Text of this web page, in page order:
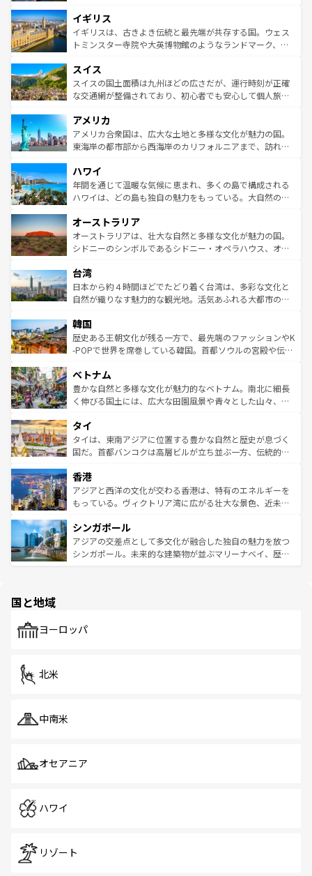
いる。シャンパンの発祥地であるランス、プロヴァンスの
香り高いラベンダー畑など、多彩な楽しみ方が可能だ。さ
らに、パリ以外の地域にも魅力が溢れており、どの街角に
れる地方に足を運ぶとそれぞれで全く異なる文化を体験で
きるだろう。 なお、新着のフランス情報はコンテンツ一覧
を参照してほしい。
顔を持つこの国は、どこを歩いても飽きることがない。ベ
ルリンの文化的活気、バイエルン州のアルプスの絶景、そ
してライン川沿いのワイン畑といった風景は必見。ビール
は、お酒好きな人にはぜひ体験してほしい。 なお、新着の
ドイツ情報はコンテンツ一覧を参照してほしい。
イギリス
イギリスは、古きよき伝統と最先端が共存する国。ウェス
トミンスター寺院や大英博物館のようなランドマーク、歴
リアごとに異なる魅力がある。また、優雅なアフタヌーン
ティー、ビール好きにはたまらない英国パブ、サッカー観
戦など、本場だからこそできる体験も豊富。イギリスを旅
ンツ一覧を参照してほしい。
スイス
スイスの国土面積は九州ほどの広さだが、運行時刻が正確
な交通網が整備されており、初心者でも安心して個人旅行
の建物がそのまま残る町や、スイスならではのユニークな
博物館もあり、アルプス観光だけでなく町歩きも満喫する
ことができる。国民の所得が高いため物価も高いが、旅行
ば市内交通費無料で観光を楽しむこともできる。 なお、新
着のスイス情報はコンテンツ一覧 を参照してほしい。
アメリカ
アメリカ合衆国は、広大な土地と多様な文化が魅力の国。
東海岸の都市部から西海岸のカリフォルニアまで、訪れる
のような巨大都市は、観光、ショッピング、エンターテイ
ンメントが詰まった刺激的なスポットだ。一方、アメリカ
西部には大自然が広がり、グランドキャニオンやイエロー
部のニューオーリンズでは、音楽と美食が融合した独特の
文化が魅力。旅行者はアメリカの各地域で異なる魅力を楽
しみながら、その多様性と豊かな歴史を感じることができ
ならではの贅沢な旅のスタイルだ。 なお、新着のアメリカ
情報はコンテンツ一覧を参照してほしい。
ハワイ
年間を通じて温暖な気候に恵まれ、多くの島で構成される
ハワイは、どの島も独自の魅力をもっている。大自然の神
ワイ島は見逃せない。また、定番の観光地といえばオアフ
島だが、静かな自然を求めるならマウイ島やカウアイ島が
おすすめ。エメラルドグリーンに輝く海をはじめ、豊かな
れるおもてなしの心で訪れる人々を迎えてくれるハワイの
人々、おいしいローカルフードやハワイアンミュージッ
ク、伝統的なフラダンスなど、すべてがハワイの魅力を彩
ワイを、存分に味わってほしい。 なお、新着のハワイ情報
はコンテンツ一覧を参照してほしい。
オーストラリア
オーストラリアは、壮大な自然と多様な文化が魅力の国。
シドニーのシンボルであるシドニー・オペラハウス、オー
リアリーフや大陸中央部にそびえるウルル（エアーズロッ
ク）、タスマニアの美しい原生林やケアンズの熱帯雨林な
ど、見どころがたくさん。また、カフェやワイン、オージ
いる。アクティビティも充実しており、サーフィンやダイ
ビング、ハイキングなど、アウトドア好きにはたまらな
い。オーストラリアの多彩な魅力を存分に味わいつくそ
参照してほしい。
台湾
日本から約４時間ほどでたどり着く台湾は、多彩な文化と
自然が織りなす魅力的な観光地。活気あふれる大都市の台
ン）、静ひつな山岳地帯である台湾東部など、都市の喧騒
と山間の静けさが共存しており、訪れる人に新しい発見と
驚きをもたらしてくれる。また、奥深い台湾の食文化も魅
容にもいいと評判のスイーツなど、バラエティ豊かな料理
が味わえる。 なお、新着の台湾情報は コンテンツ一覧を参
照してほしい。
韓国
歴史ある王朝文化が残る一方で、最先端のファッションやK
-POPで世界を席巻している韓国。首都ソウルの宮殿や伝統
き、地方に足を延ばせば四季折々の自然美を楽しむことが
できる。そして、キムチや焼肉、絶品のストリートフード
まで、さまざまな韓国料理が待っている。夜には、韓国な
リティに包まれながら、韓国の多彩な魅力を心ゆくまで味
わってみてほしい。 なお、新着の韓国情報はコンテンツ一
覧を参照してほしい。
ベトナム
豊かな自然と多様な文化が魅力的なベトナム。南北に細長
く伸びる国土には、広大な田園風景や青々とした山々、世
急速な発展と共に伝統が息づく。ハノイの古い町並みやホ
ーチミン市のフランス統治時代の建物も、独特の雰囲気を
醸し出している。また、バラエティの豊かさとおいしさで
とつ。フォーやバインミー、ベトナムコーヒーなどは、ぜ
ひ現地で味わいたい。どの地域を訪れてもあたたかい人々
が旅行者を迎えてくれるので、きっと忘れられない旅にな
参照してほしい。
タイ
タイは、東南アジアに位置する豊かな自然と歴史が息づく
国だ。首都バンコクは高層ビルが立ち並ぶ一方、伝統的な
の活気が交差している。北部ではチェンマイなどの山岳地
帯で自然と触れ合い、南部ではプーケットやクラビの美し
いビーチでリゾート気分を楽しむことができる。タイ料理
激する。気候は一年中温暖で、どの季節にも異なる楽しみ
が待っている。親しみやすいタイの人々、仏教を中心とし
た文化、そして多様な観光資源が、訪れる旅人を魅了し続
香港
アジアと西洋の文化が交わる香港は、特有のエネルギーを
もっている。ヴィクトリア湾に広がる壮大な景色、近未来
み、どこを訪れても感動するはず。観光スポットが密集し
ており、効率よく見どころを回れるのも魅力。息をのむよ
うな絶景から文化的な体験まで、香港を存分に楽しみ尽く
シンガポール
アジアの交差点として多文化が融合した独自の魅力を放つ
シンガポール。未来的な建築物が並ぶマリーナベイ、歴史
で、ホーカーズは地元の風情を楽しめる外せないスポット
国と地域
ヨーロッパ
北米
中南米
オセアニア
ハワイ
リゾート